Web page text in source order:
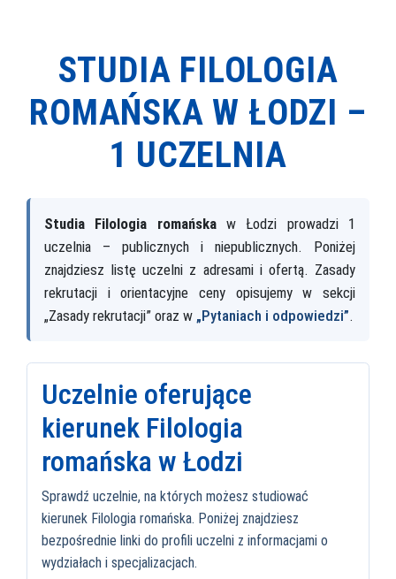
STUDIA FILOLOGIA
ROMAŃSKA W ŁODZI –
1 UCZELNIA
Studia Filologia romańskaw Łodzi prowadzi 1
uczelnia – publicznych i niepublicznych. Poniżej
znajdziesz listę uczelni z adresami i ofertą. Zasady
rekrutacji i orientacyjne ceny opisujemy w sekcji
„Zasady rekrutacji” oraz w „Pytaniach i odpowiedzi”.
Uczelnie oferujące
kierunek Filologia
romańska w Łodzi
Sprawdź uczelnie, na których możesz studiować
kierunek Filologia romańska. Poniżej znajdziesz
bezpośrednie linki do profili uczelni z informacjami o
wydziałach i specjalizacjach.